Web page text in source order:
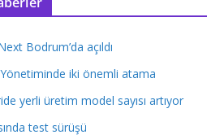
Bodrum’da açıldı
iki önemli atama
yerli üretim model sayısı artıyor
test sürüşü